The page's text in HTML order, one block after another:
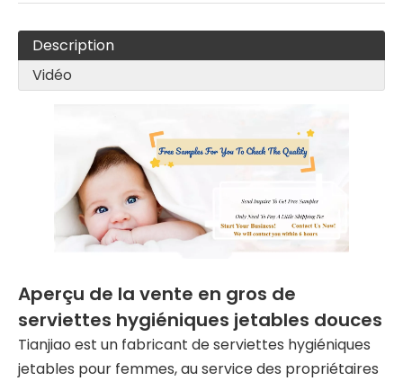
Description
Vidéo
Aperçu de la vente en gros de
serviettes hygiéniques jetables douces
Tianjiao est un fabricant de serviettes hygiéniques
jetables pour femmes, au service des propriétaires